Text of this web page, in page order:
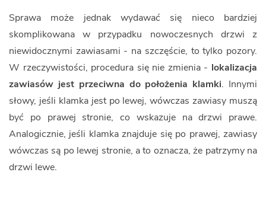
Sprawa może jednak wydawać się nieco bardziej
skomplikowana w przypadku nowoczesnych drzwi z
niewidocznymi zawiasami - na szczęście, to tylko pozory.
W rzeczywistości, procedura się nie zmienia - lokalizacja
zawiasów jest przeciwna do położenia klamki. Innymi
słowy, jeśli klamka jest po lewej, wówczas zawiasy muszą
być po prawej stronie, co wskazuje na drzwi prawe.
Analogicznie, jeśli klamka znajduje się po prawej, zawiasy
wówczas są po lewej stronie, a to oznacza, że patrzymy na
drzwi lewe.